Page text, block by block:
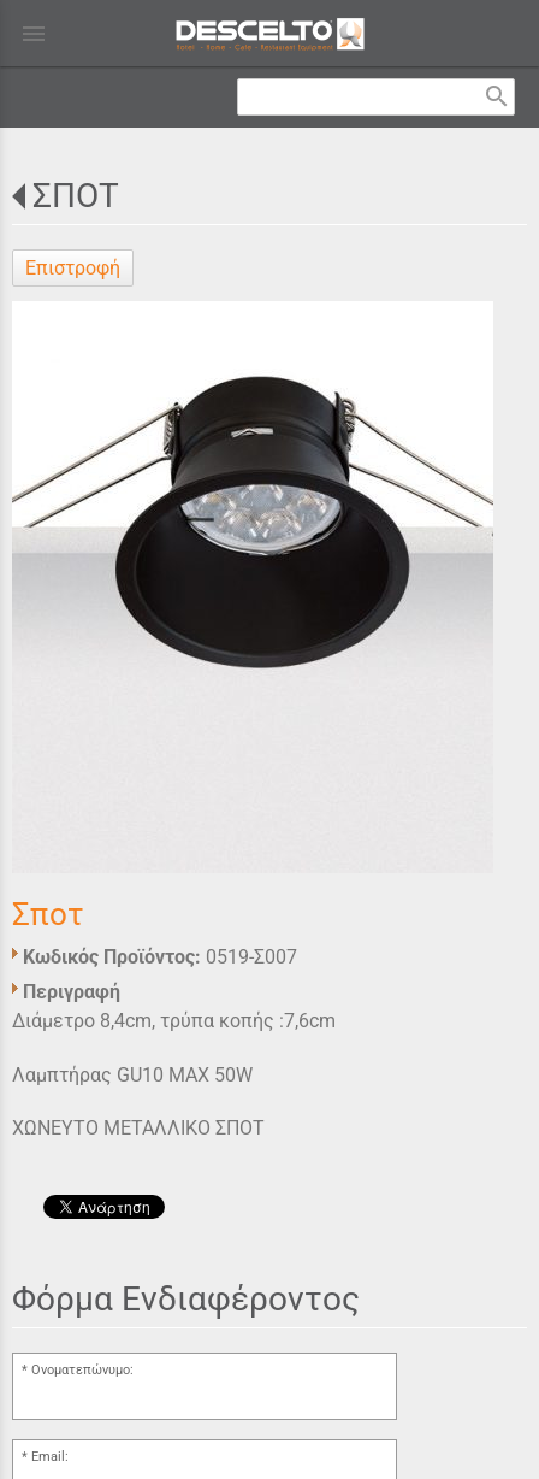
menu
search
ΣΠΟΤ
Επιστροφή
Σποτ
Κωδικός Προϊόντος: 0519-Σ007
Περιγραφή
Διάμετρο 8,4cm, τρύπα κοπής :7,6cm
Λαμπτήρας GU10 MAX 50W
ΧΩΝΕΥΤΟ ΜΕΤΑΛΛΙΚΟ ΣΠΟΤ
Φόρμα Ενδιαφέροντος
Ονοματεπώνυμο:
Email: